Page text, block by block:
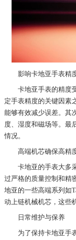
影响卡地亚手表精
卡地亚手表的精度受
定手表精度的关键因素
能够有效减少误差。其
度、湿度和磁场等。最
情况。
高端机芯确保高精
卡地亚的手表大多采
过严格的质量控制和精
地亚的一些高端系列如
动上链机械机芯，这些
日常维护与保养
为了保持卡地亚手表